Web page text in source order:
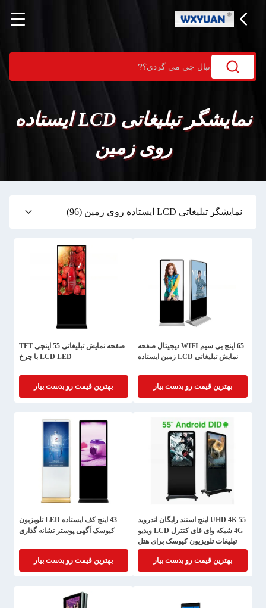
نمایشگر تبلیغاتی LCD ایستاده
روی زمین
نمایشگر تبلیغاتی LCD ایستاده روی زمین (96)
65 اینچ بی سیم WIFI دیجیتال صفحه
نمایش تبلیغاتی LCD زمین ایستاده
بهترین قیمت رو بدست بیار
صفحه نمایش تبلیغاتی 55 اینچی TFT
LCD LED با چرخ
بهترین قیمت رو بدست بیار
UHD 4K 55 اینچ استند رایگان اندروید
4G شبکه وای فای کنترل LCD ویدیو
تبلیغات تلویزیون کیوسک برای هتل
مرکز خرید رستوران
بهترین قیمت رو بدست بیار
43 اینچ کف ایستاده LED تلویزیون
کیوسک آگهی پوستر نشانه گذاری
بهترین قیمت رو بدست بیار